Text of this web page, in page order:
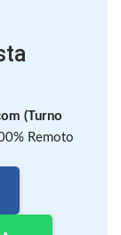
(Turno
Remoto